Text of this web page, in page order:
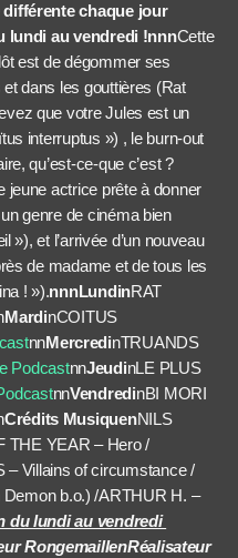
différente chaque jour
lundi au vendredi !nnnCette
est de dégommer ses
dans les gouttières (Rat
que votre Jules est un
interruptus ») , le burn-out
qu’est-ce-que c’est ?
jeune actrice prête à donner
genre de cinéma bien
»), et l’arrivée d’un nouveau
de madame et de tous les
! »).nnnLundinRAT
MardinCOITUS
nnMercredinTRUANDS
PodcastnnJeudinLE PLUS
nnVendredinBI MORI
Crédits MusiquenNILS
THE YEAR – Hero /
Villains of circumstance /
b.o.) /ARTHUR H. –
du lundi au vendredi
RongemaillenRéalisateur